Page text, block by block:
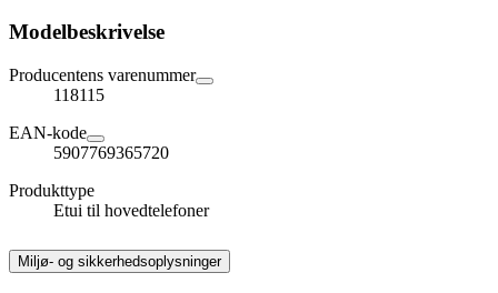
Modelbeskrivelse
Producentens varenummer
118115
EAN-kode
5907769365720
Produkttype
Etui til hovedtelefoner
Miljø- og sikkerhedsoplysninger